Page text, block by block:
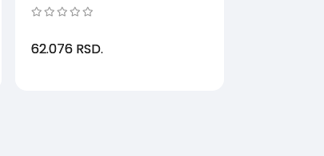
AMD12GBGDDR6192bit...
62.076 RSD.